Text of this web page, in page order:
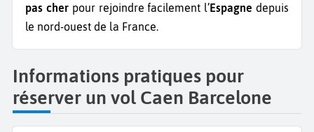
pas cherpour rejoindre facilement l’Espagne depuis
le nord-ouest de la France.
Informations pratiques pour
réserver un vol Caen Barcelone